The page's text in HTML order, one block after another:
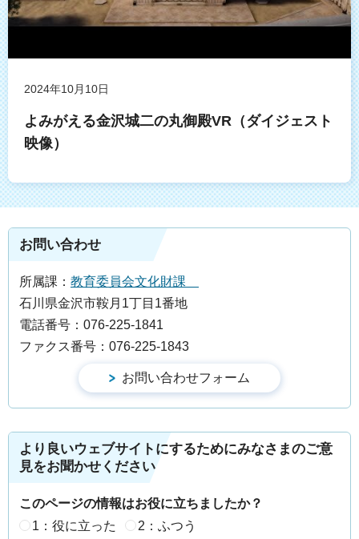
2024年10月10日
よみがえる金沢城二の丸御殿VR（ダイジェスト
映像）
お問い合わせ
所属課： 教育委員会文化財課
石川県金沢市鞍月1丁目1番地
電話番号：076-225-1841
ファクス番号：076-225-1843
より良いウェブサイトにするためにみなさまのご意
見をお聞かせください
このページの情報はお役に立ちましたか？
1：役に立った
2：ふつう